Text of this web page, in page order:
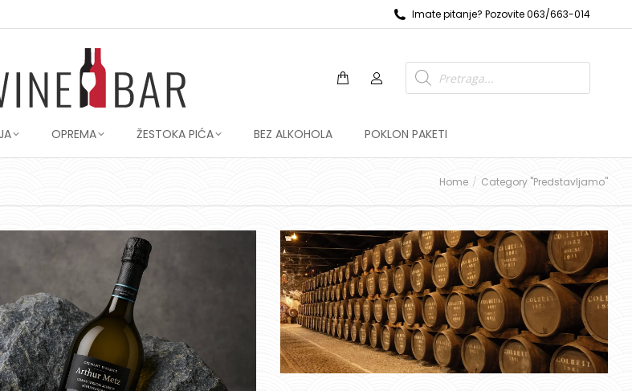
Imate pitanje? Pozovite 063/663-014
OPREMA ŽESTOKA PIĆA BEZ ALKOHOLA POKLON PAKETI
Home Category "Predstavljamo"